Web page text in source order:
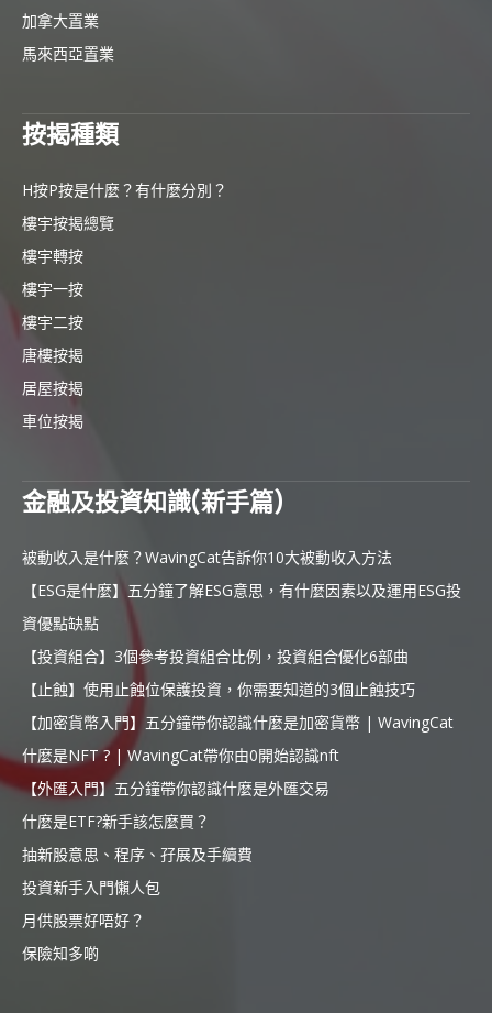
加拿大置業
馬來西亞置業
按揭種類
H按P按是什麼？有什麼分別？
樓宇按揭總覽
樓宇轉按
樓宇一按
樓宇二按
唐樓按揭
居屋按揭
車位按揭
金融及投資知識(新手篇)
被動收入是什麼？WavingCat告訴你10大被動收入方法
【ESG是什麼】五分鐘了解ESG意思，有什麼因素以及運用ESG投
資優點缺點
【投資組合】3個參考投資組合比例，投資組合優化6部曲
【止蝕】使用止蝕位保護投資，你需要知道的3個止蝕技巧
【加密貨幣入門】五分鐘帶你認識什麼是加密貨幣 | WavingCat
什麼是NFT ? | WavingCat帶你由0開始認識nft
【外匯入門】五分鐘帶你認識什麼是外匯交易
什麼是ETF?新手該怎麼買？
抽新股意思、程序、孖展及手續費
投資新手入門懶人包
月供股票好唔好？
保險知多啲